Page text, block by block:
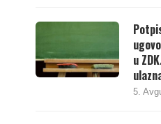
u
5.